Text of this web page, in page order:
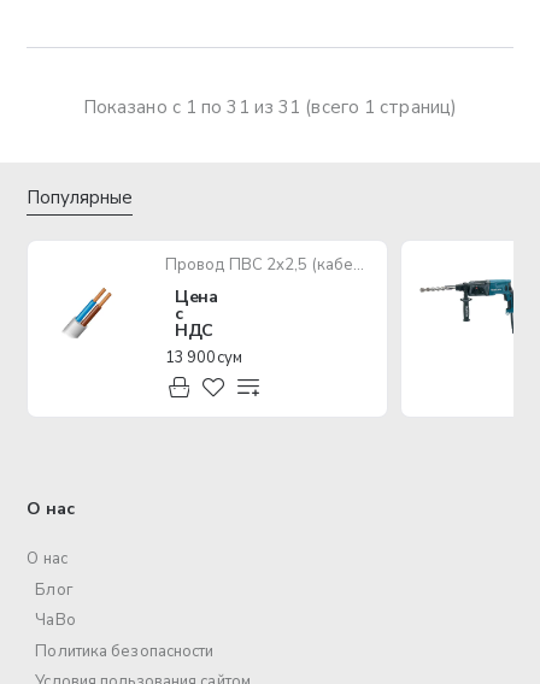
Показано с 1 по 31 из 31 (всего 1 страниц)
Популярные
Провод ПВС 2х2,5 (кабель медный многожильный)
Цена
с
НДС
13 900 сум
О нас
О нас
Блог
ЧаВо
Политика безопасности